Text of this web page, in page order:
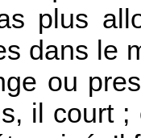
plus
dans le
ou
il court